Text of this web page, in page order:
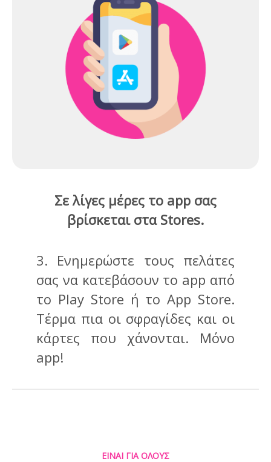
Σε λίγες μέρες το app σας
βρίσκεται στα Stores.
3. Ενημερώστε τους πελάτες
σας να κατεβάσουν το app από
το Play Store ή το App Store.
Τέρμα πια οι σφραγίδες και οι
κάρτες που χάνονται. Μόνο
app!
ΕΙΝΑΙ ΓΙΑ ΟΛΟΥΣ